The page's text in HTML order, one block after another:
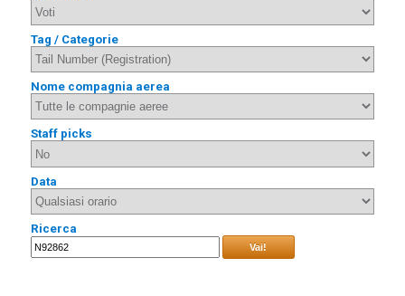
Tag / Categorie
Nome compagnia aerea
Staff picks
Data
Ricerca
Vai!